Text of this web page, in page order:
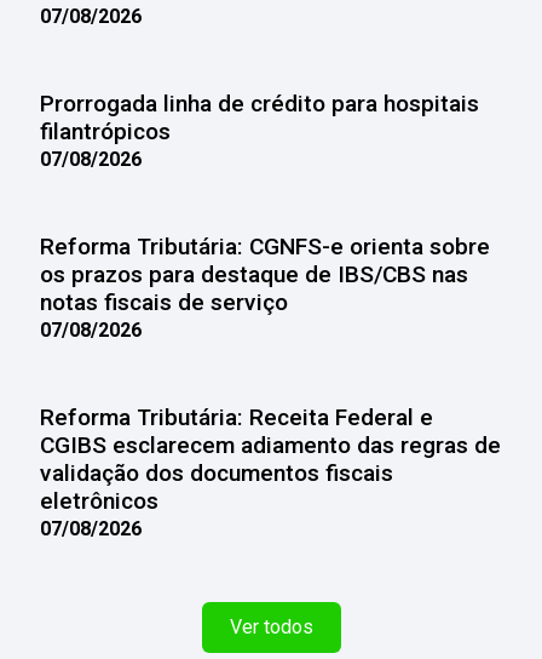
07/08/2026
Prorrogada linha de crédito para hospitais
filantrópicos
07/08/2026
Reforma Tributária: CGNFS-e orienta sobre
os prazos para destaque de IBS/CBS nas
notas fiscais de serviço
07/08/2026
Reforma Tributária: Receita Federal e
CGIBS esclarecem adiamento das regras de
validação dos documentos fiscais
eletrônicos
07/08/2026
Ver todos